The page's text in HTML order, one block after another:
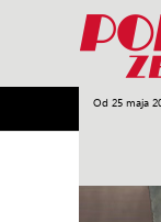
Od 25 maja
Armia